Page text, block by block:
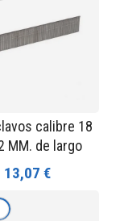
calibre 18
MM. de largo
13,07 €